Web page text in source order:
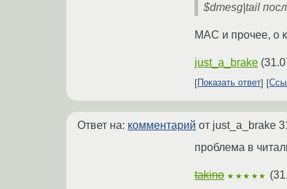
$dmesg|tail
MAC и прочее, о
just_a_brake (
Показать ответ
Ответ на: комментарий от just_a_brake
проблема в
takino ★★★★★ (